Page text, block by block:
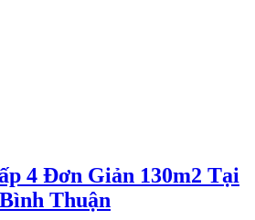
4 Đơn Giản 130m2 Tại
Thuận